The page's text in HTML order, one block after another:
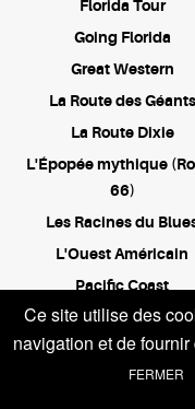
Florida Tour
Going Florida
Great Western
La Route des Géants
La Route Dixie
L'Épopée mythique
66)
Les Racines du
L'Ouest Américain
Pacific Coast
Run to Sturgis
Tribe's Spirit
Wild Wild West
Ce site utilise des
navigation et de
FERMER